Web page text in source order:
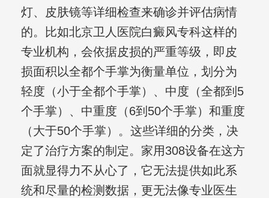
灯、皮肤镜等详细检查来确诊并评估病情
的。比如北京卫人医院白癜风专科这样的
专业机构，会依据皮损的严重等级，即皮
损面积以全都个手掌为衡量单位，划分为
轻度（小于全都个手掌）、中度（全都到5
个手掌）、中重度（6到50个手掌）和重度
（大于50个手掌）。这些详细的分类，决
定了治疗方案的制定。家用308设备在这方
面就显得力不从心了，它无法提供如此系
统和尽量的检测数据，更无法像专业医生